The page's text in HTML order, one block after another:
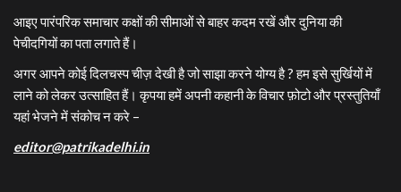
आइए पारंपरिक समाचार कक्षों की सीमाओं से बाहर कदम रखें और दुनिया की
पेचीदगियों का पता लगाते हैं।
अगर आपने कोई दिलचस्प चीज़ देखी है जो साझा करने योग्य है ? हम इसे सुर्खियों में
लाने को लेकर उत्साहित हैं। कृपया हमें अपनी कहानी के विचार फ़ोटो और प्रस्तुतियाँ
यहां भेजने में संकोच न करे –
editor@patrikadelhi.in